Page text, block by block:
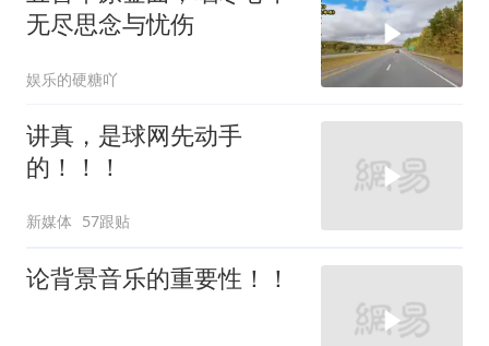
无尽思念与忧伤
娱乐的硬糖吖
讲真，是球网先动手
的！！！
新媒体 57跟贴
论背景音乐的重要性！！